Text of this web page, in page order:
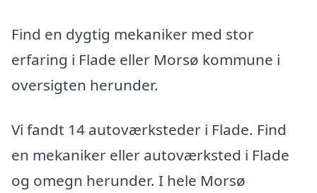
Find en dygtig mekaniker med stor
erfaring i Flade eller Morsø kommune i
oversigten herunder.
Vi fandt 14 autoværksteder i Flade. Find
en mekaniker eller autoværksted i Flade
og omegn herunder. I hele Morsø